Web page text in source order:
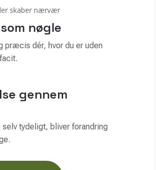
nøgle
præcis dér, hvor du er uden
gennem
selv tydeligt, bliver forandring